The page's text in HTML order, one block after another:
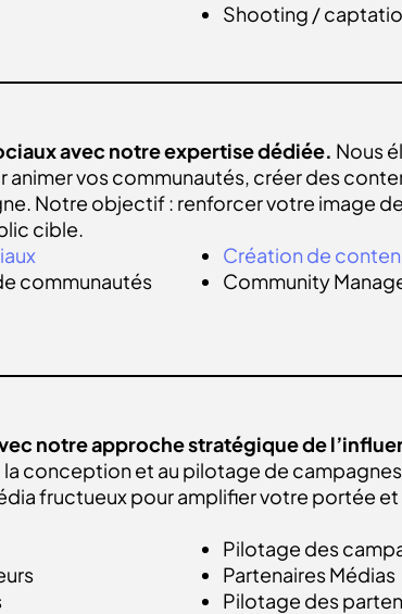
Shooting /
avec notre expertise dédiée. Nous
animer vos communautés, créer des
Notre objectif : renforcer votre image
cible.
communautés
Création de
Community
notre approche stratégique de
conception et au pilotage de
fructueux pour amplifier votre portée
Pilotage des
Partenaires Médias
Pilotage des